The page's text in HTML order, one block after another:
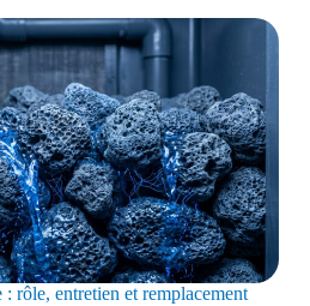
: rôle, entretien et remplacement